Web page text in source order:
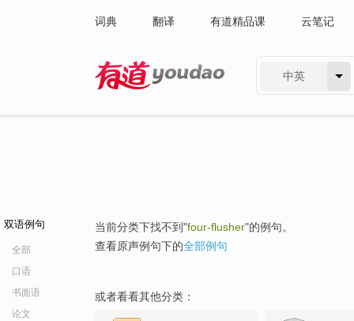
词典 翻译 有道精品课 云笔记
中英
双语例句
全部
口语
书面语
论文
当前分类下找不到"four-flusher"的例句。
查看原声例句下的全部例句
或者看看其他分类：